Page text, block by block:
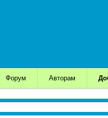
Форум Авторам